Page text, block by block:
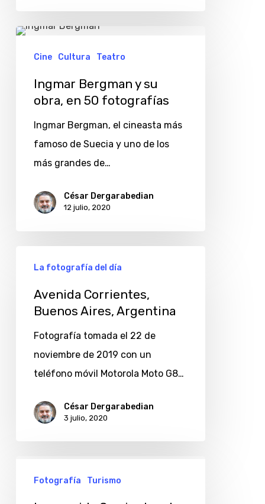
Ingmar
Bergman
fotografías
Cine Cultura Teatro
Ingmar Bergman y su
obra, en 50 fotografías
Ingmar Bergman, el cineasta más
famoso de Suecia y uno de los
más grandes de…
César Dergarabedian
12 julio, 2020
Corrientes,
Buenos
Aires,
Argentina
La fotografía del día
Avenida Corrientes,
Buenos Aires, Argentina
Fotografía tomada el 22 de
noviembre de 2019 con un
teléfono móvil Motorola Moto G8…
César Dergarabedian
3 julio, 2020
avenidaFotografía Turismo